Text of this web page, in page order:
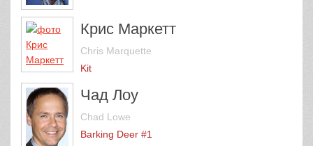
Крис Маркетт
Chris Marquette
Kit
Чад Лоу
Chad Lowe
Barking Deer #1